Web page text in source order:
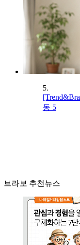
5.
동 5
브라보 추천뉴스